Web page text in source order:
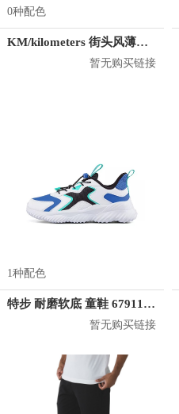
0种配色
KM/kilometers 街头风薄款印花短袖T恤 男女同款 M2X2108248
暂无购买链接
1种配色
特步 耐磨软底 童鞋 679115114039
暂无购买链接